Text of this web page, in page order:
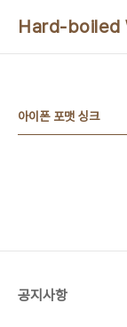
Hard-boiled
아이폰 포맷 싱크
공지사항